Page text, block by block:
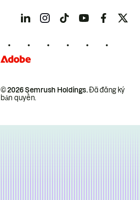
© 2026 Semrush Holdings.Đã đăng ký
bản quyền.